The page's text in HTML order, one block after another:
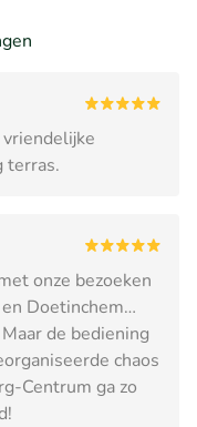
terras.
onze bezoeken
Doetinchem…
de bediening
chaos
Centrum ga zo